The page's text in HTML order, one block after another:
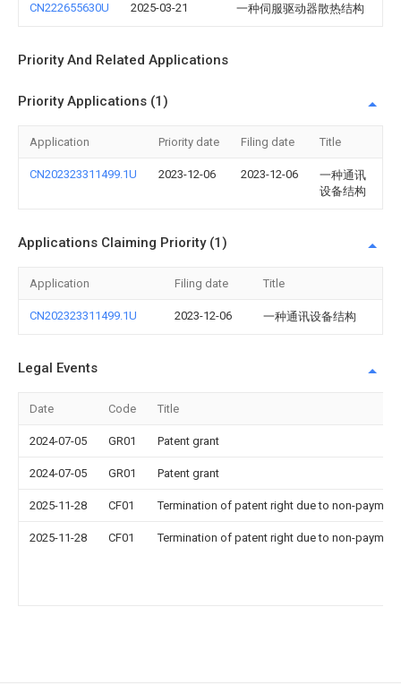
CN222655630U 2025-03-21 一种伺服驱动器散热结构
Priority And Related Applications
Priority Applications (1)
Application Priority date Filing date Title
CN202323311499.1U 2023-12-06 2023-12-06
一种通讯
设备结构
Applications Claiming Priority (1)
Application Filing date Title
CN202323311499.1U 2023-12-06 一种通讯设备结构
Legal Events
Date Code Title
2024-07-05 GR01 Patent grant
2024-07-05 GR01 Patent grant
2025-11-28 CF01 Termination of patent right due to non-
2025-11-28 CF01 Termination of patent right due to non-